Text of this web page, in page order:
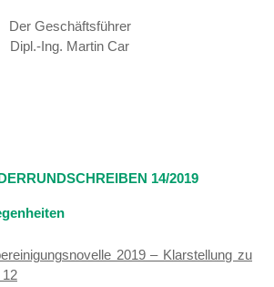
Der Geschäftsführer
Dipl.-Ing. Martin Car
14/2019
2019 – Klarstellung zu
12